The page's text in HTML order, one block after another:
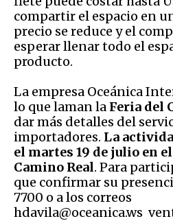
compartir el espacio en
precio se reduce y el
esperar llenar todo el
producto.
La empresa Oceánica
lo que laman la Feria del
dar más detalles del
importadores. La
el martes 19 de julio en
Camino Real. Para
que confirmar su
7700 o a los correos
hdavila@oceanica.ws